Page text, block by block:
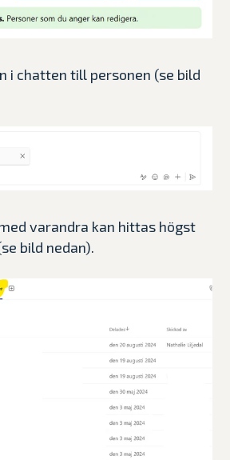
i chatten till personen (se bild
varandra kan hittas högst
bild nedan).